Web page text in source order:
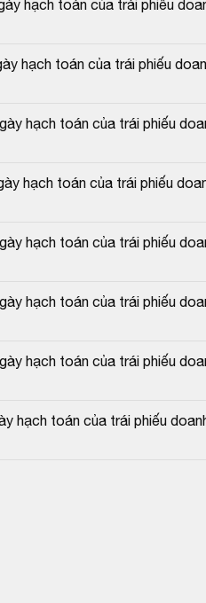
hạch toán của trái phiếu
hạch toán của trái phiếu
hạch toán của trái phiếu
hạch toán của trái phiếu
hạch toán của trái phiếu
hạch toán của trái phiếu
hạch toán của trái phiếu
hạch toán của trái phiếu